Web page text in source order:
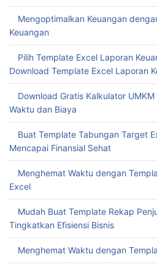
Mengoptimalkan Keuangan
Keuangan
Pilih Template Excel Laporan
Download Template Excel Laporan
Download Gratis Kalkulator
Waktu dan Biaya
Buat Template Tabungan Target
Mencapai Finansial Sehat
Menghemat Waktu dengan
Excel
Mudah Buat Template Rekap
Tingkatkan Efisiensi Bisnis
Menghemat Waktu dengan